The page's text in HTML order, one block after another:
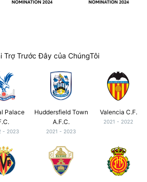
Trợ Trước Đây của ChúngTôi
Palace
- 2023
Huddersfield Town
A.F.C.
2021 - 2023
Valencia C.F.
2021 - 2022